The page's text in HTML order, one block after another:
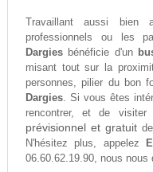
Travaillant aussi bien
professionnels ou les
Dargiesbénéficie d'un
misant tout sur la
personnes, pilier du bon
Dargies. Si vous êtes
rencontrer, et de
prévisionnel et gratuitde
N'hésitez plus, appelez
06.60.62.19.90, nous nous